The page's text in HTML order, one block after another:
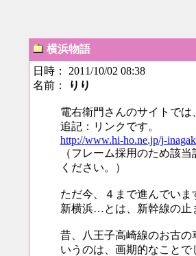
横浜物語
日時： 2011/10/02 08:38
名前：
りり
電右衛門さんのサイトでは
追記：リンクです。
http://www.hi-ho.ne.jp/j-
（フレーム採用のため該
ください。）
ただ今、４まで進んでいま
新横浜…とは、新幹線の止
昔、八王子高崎線のお古
いうのは、画期的なことで